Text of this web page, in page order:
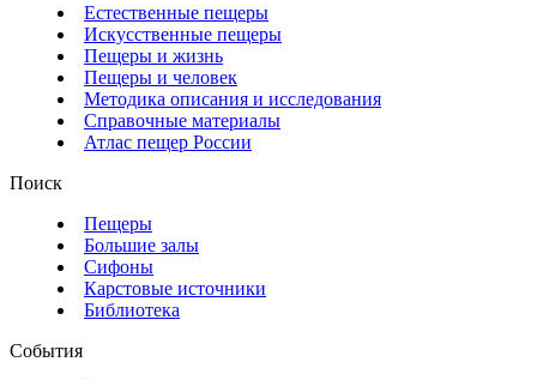
Естественные пещеры
Искусственные пещеры
Пещеры и жизнь
Пещеры и человек
Методика описания и исследования
Справочные материалы
Атлас пещер России
Поиск
Пещеры
Большие залы
Сифоны
Карстовые источники
Библиотека
События